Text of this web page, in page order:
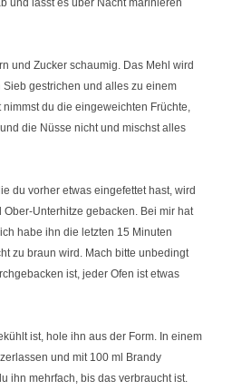
und lässt es über Nacht marinieren
und Zucker schaumig. Das Mehl wird
gestrichen und alles zu einem
du die eingeweichten Früchte,
die Nüsse nicht und mischst alles
du vorher etwas eingefettet hast, wird
Unterhitze gebacken. Bei mir hat
habe ihn die letzten 15 Minuten
zu braun wird. Mach bitte unbedingt
ist, jeder Ofen ist etwas
ist, hole ihn aus der Form. In einem
und mit 100 ml Brandy
ihn mehrfach, bis das verbraucht ist.